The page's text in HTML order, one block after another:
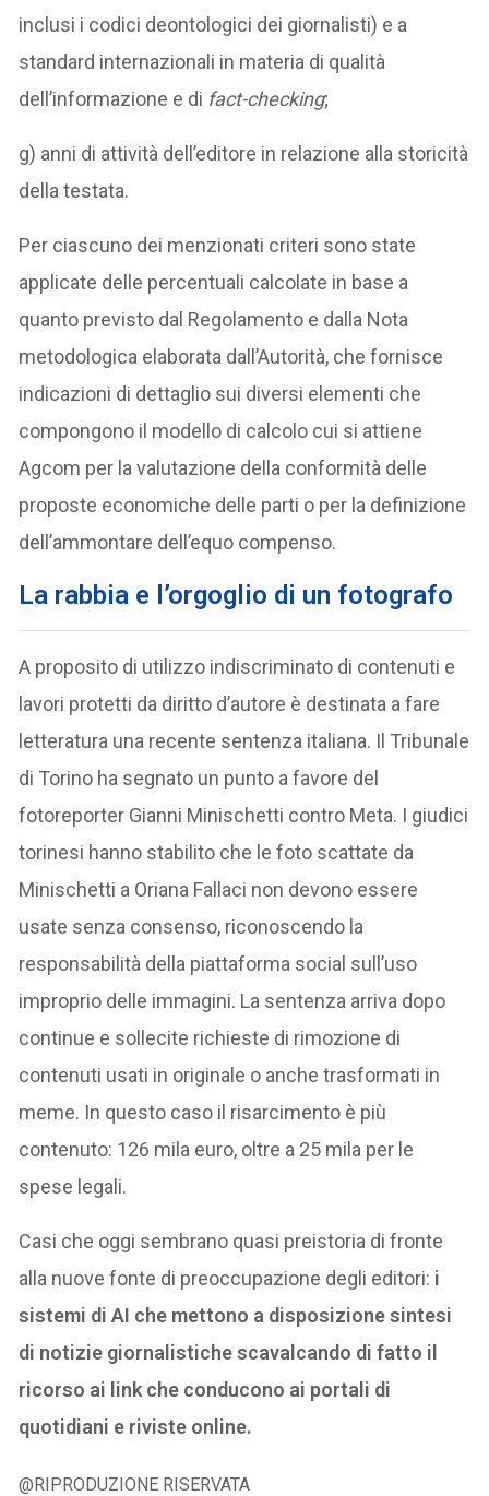
inclusi i codici deontologici dei giornalisti) e a
standard internazionali in materia di qualità
dell’informazione e di fact-checking;
g) anni di attività dell’editore in relazione alla storicità
della testata.
Per ciascuno dei menzionati criteri sono state
applicate delle percentuali calcolate in base a
quanto previsto dal Regolamento e dalla Nota
metodologica elaborata dall’Autorità, che fornisce
indicazioni di dettaglio sui diversi elementi che
compongono il modello di calcolo cui si attiene
Agcom per la valutazione della conformità delle
proposte economiche delle parti o per la definizione
dell’ammontare dell’equo compenso.
La rabbia e l’orgoglio di un fotografo
A proposito di utilizzo indiscriminato di contenuti e
lavori protetti da diritto d’autore è destinata a fare
letteratura una recente sentenza italiana. Il Tribunale
di Torino ha segnato un punto a favore del
fotoreporter Gianni Minischetti contro Meta. I giudici
torinesi hanno stabilito che le foto scattate da
Minischetti a Oriana Fallaci non devono essere
usate senza consenso, riconoscendo la
responsabilità della piattaforma social sull’uso
improprio delle immagini. La sentenza arriva dopo
continue e sollecite richieste di rimozione di
contenuti usati in originale o anche trasformati in
meme. In questo caso il risarcimento è più
contenuto: 126 mila euro, oltre a 25 mila per le
spese legali.
Casi che oggi sembrano quasi preistoria di fronte
alla nuove fonte di preoccupazione degli editori: i
sistemi di AI che mettono a disposizione sintesi
di notizie giornalistiche scavalcando di fatto il
ricorso ai link che conducono ai portali di
quotidiani e riviste online.
@RIPRODUZIONE RISERVATA